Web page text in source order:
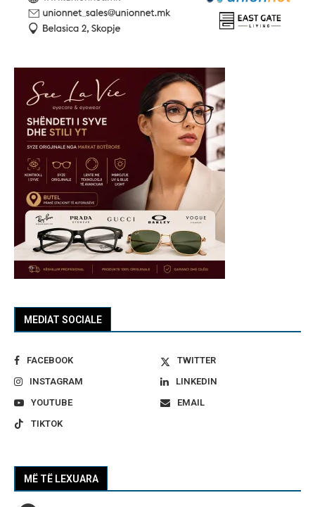
MEDIAT SOCIALE
FACEBOOK
TWITTER
INSTAGRAM
LINKEDIN
YOUTUBE
EMAIL
TIKTOK
MË TË LEXUARA